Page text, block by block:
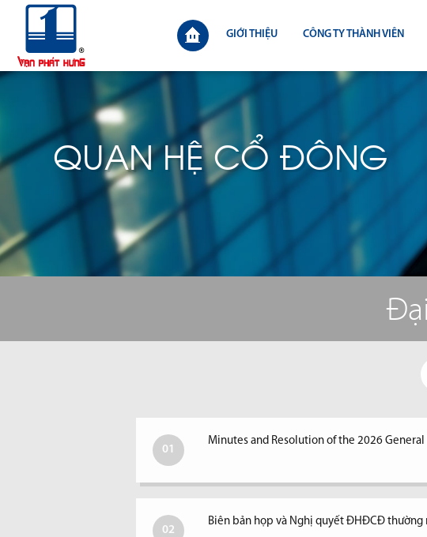
GIỚI THIỆU CÔNG TY THÀNH VIÊN
QUAN HỆ CỔ ĐÔNG
01
Minutes and Resolution of the 2026
02
Biên bản họp và Nghị quyết ĐHĐCĐ thường